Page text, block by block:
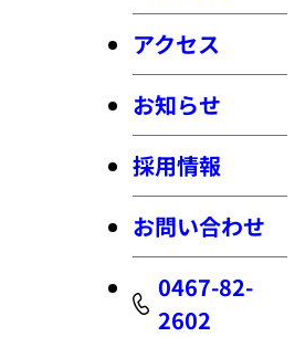
アクセス
お知らせ
採用情報
お問い合わせ
0467-82-
2602